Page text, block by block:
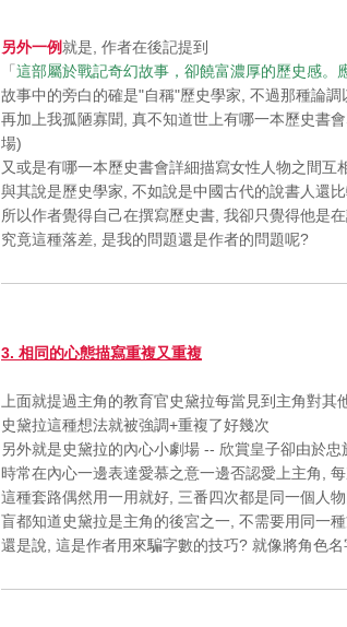
另外一例就是, 作者在後記提到
「 這部屬於戰記奇幻故事，卻饒富濃厚的歷史感。
故事中的旁白的確是"自稱"歷史學家, 不過那種論
再加上我孤陋寡聞, 真不知道世上有哪一本歷史書
場)
又或是有哪一本歷史書會詳細描寫女性人物之間互
與其說是歷史學家, 不如說是中國古代的說書人還
所以作者覺得自己在撰寫歷史書, 我卻只覺得他是
究竟這種落差, 是我的問題還是作者的問題呢?
3. 相同的心態描寫重複又重複
上面就提過主角的教育官史黛拉每當見到主角對
史黛拉這種想法就被強調+重複了好幾次
另外就是史黛拉的內心小劇場 -- 欣賞皇子卻由於
時常在內心一邊表達愛慕之意一邊否認愛上主角,
這種套路偶然用一用就好, 三番四次都是同一個人
盲都知道史黛拉是主角的後宮之一, 不需要用同一
還是說, 這是作者用來騙字數的技巧? 就像將角色